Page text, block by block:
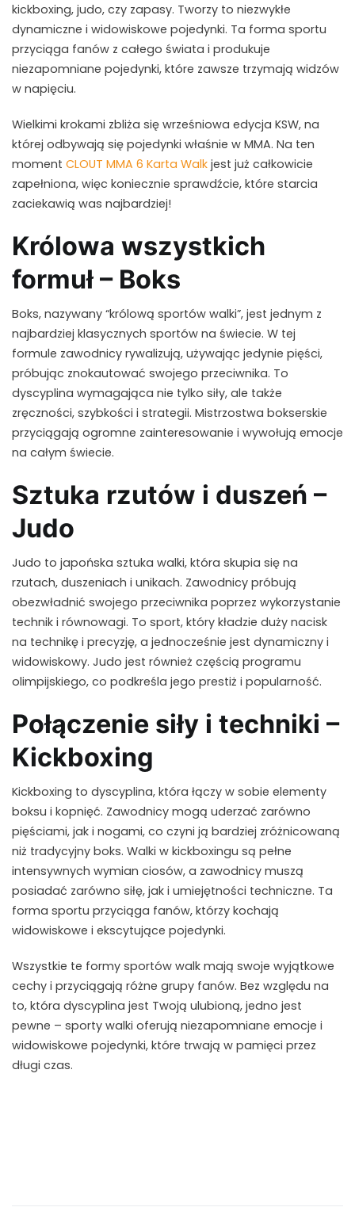
kickboxing, judo, czy zapasy. Tworzy to niezwykłe
dynamiczne i widowiskowe pojedynki. Ta forma sportu
przyciąga fanów z całego świata i produkuje
niezapomniane pojedynki, które zawsze trzymają widzów
w napięciu.
Wielkimi krokami zbliża się wrześniowa edycja KSW, na
której odbywają się pojedynki właśnie w MMA. Na ten
moment CLOUT MMA 6 Karta Walk jest już całkowicie
zapełniona, więc koniecznie sprawdźcie, które starcia
zaciekawią was najbardziej!
Królowa wszystkich
formuł – Boks
Boks, nazywany “królową sportów walki”, jest jednym z
najbardziej klasycznych sportów na świecie. W tej
formule zawodnicy rywalizują, używając jedynie pięści,
próbując znokautować swojego przeciwnika. To
dyscyplina wymagająca nie tylko siły, ale także
zręczności, szybkości i strategii. Mistrzostwa bokserskie
przyciągają ogromne zainteresowanie i wywołują emocje
na całym świecie.
Sztuka rzutów i duszeń –
Judo
Judo to japońska sztuka walki, która skupia się na
rzutach, duszeniach i unikach. Zawodnicy próbują
obezwładnić swojego przeciwnika poprzez wykorzystanie
technik i równowagi. To sport, który kładzie duży nacisk
na technikę i precyzję, a jednocześnie jest dynamiczny i
widowiskowy. Judo jest również częścią programu
olimpijskiego, co podkreśla jego prestiż i popularność.
Połączenie siły i techniki –
Kickboxing
Kickboxing to dyscyplina, która łączy w sobie elementy
boksu i kopnięć. Zawodnicy mogą uderzać zarówno
pięściami, jak i nogami, co czyni ją bardziej zróżnicowaną
niż tradycyjny boks. Walki w kickboxingu są pełne
intensywnych wymian ciosów, a zawodnicy muszą
posiadać zarówno siłę, jak i umiejętności techniczne. Ta
forma sportu przyciąga fanów, którzy kochają
widowiskowe i ekscytujące pojedynki.
Wszystkie te formy sportów walk mają swoje wyjątkowe
cechy i przyciągają różne grupy fanów. Bez względu na
to, która dyscyplina jest Twoją ulubioną, jedno jest
pewne – sporty walki oferują niezapomniane emocje i
widowiskowe pojedynki, które trwają w pamięci przez
długi czas.